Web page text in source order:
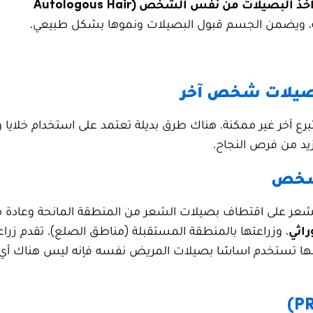
ويضمن الجسم قبول البصيلات ونموها بشكل طبيعي.
بصيلات شخص آخر
آخر غير ممكنة. هناك طرق بديلة تعتمد على استخدام
من فرص النجاح.
على اقتطاف بصيلات الشعر من المنطقة المانحة وعادة
، وزراعتها بالمنطقة المستقبلة (مناطق الصلع). تقدم
تستخدم اساسًا بصيلات المريض نفسه فإنه ليس هناك